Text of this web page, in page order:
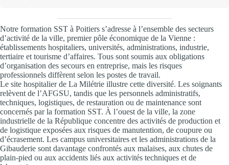
Notre formation SST à Poitiers s’adresse à l’ensemble des secteurs
d’activité de la ville, premier pôle économique de la Vienne :
établissements hospitaliers, universités, administrations, industrie,
tertiaire et tourisme d’affaires. Tous sont soumis aux obligations
d’organisation des secours en entreprise, mais les risques
professionnels diffèrent selon les postes de travail.
Le site hospitalier de La Milétrie illustre cette diversité. Les soignants
relèvent de l’AFGSU, tandis que les personnels administratifs,
techniques, logistiques, de restauration ou de maintenance sont
concernés par la formation SST. À l’ouest de la ville, la zone
industrielle de la République concentre des activités de production et
de logistique exposées aux risques de manutention, de coupure ou
d’écrasement. Les campus universitaires et les administrations de la
Gibauderie sont davantage confrontés aux malaises, aux chutes de
plain-pied ou aux accidents liés aux activités techniques et de